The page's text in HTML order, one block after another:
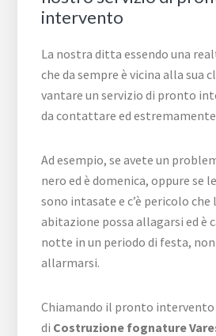
intervento
La nostra ditta essendo una
che da sempre è vicina alla sua
vantare un servizio di pronto
da contattare ed estremamente
Ad esempio, se avete un
nero ed è domenica, oppure se
sono intasate e c’è pericolo che
abitazione possa allagarsi ed è
notte in un periodo di festa, non
allarmarsi.
Chiamando il pronto
di Costruzione fognature